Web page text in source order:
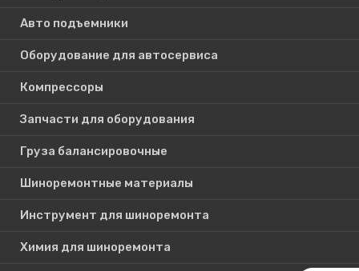
Авто подъемники
Оборудование для автосервиса
Компрессоры
Запчасти для оборудования
Груза балансировочные
Шиноремонтные материалы
Инструмент для шиноремонта
Химия для шиноремонта
Каталог
Шиномонтажное